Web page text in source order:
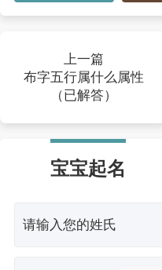
上一篇
布字五行属什么属性
（已解答）
宝宝起名